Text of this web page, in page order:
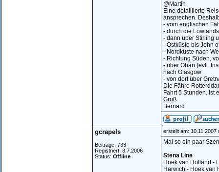
@Martin
Eine detaillierte
ansprechen.
- vom englischen
- durch die
- dann über Stirling
- Ostküste bis John
- Nordküste nach
- Richtung Süden,
- über Oban (evtl.
nach Glasgow
- von dort über
Die Fähre
Fahrt 5 Stunden. Ist
Gruß
Bernard
gcrapels
Beiträge: 733
Registriert: 8.7.2006
Status: Offline
erstellt am: 10.11.2007
Mal so ein paar
Stena Line
Hoek van Holland -
Harwich - Hoek van